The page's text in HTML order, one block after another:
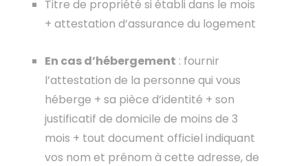
Titre de propriété si établi dans le mois
+ attestation d’assurance du logement
En cas d’hébergement : fournir
l’attestation de la personne qui vous
héberge + sa pièce d’identité + son
justificatif de domicile de moins de 3
mois + tout document officiel indiquant
vos nom et prénom à cette adresse, de